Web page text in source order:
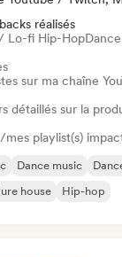
réalisés
Lo-fi Hip-Hop
sur ma chaîne
détaillés sur la
playlist(s)
Dance music
house Hip-hop